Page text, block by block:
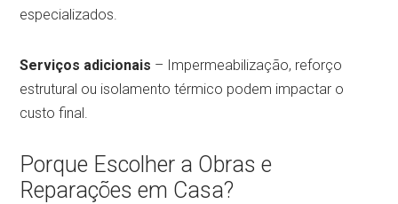
especializados.
Serviços adicionais – Impermeabilização, reforço
estrutural ou isolamento térmico podem impactar o
custo final.
Porque Escolher a Obras e
Reparações em Casa?